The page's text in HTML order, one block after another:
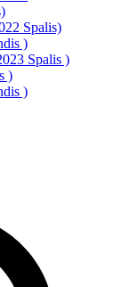
Spalis)
)
Spalis )
)
)